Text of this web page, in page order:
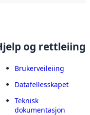
og rettleiing
Brukerveileiing
Datafellesskapet
Teknisk
dokumentasjon